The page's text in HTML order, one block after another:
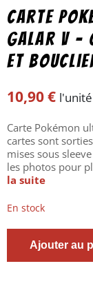
Carte
Galar V –
et
10,90€ l'unité
Carte Pokémon
cartes sont
mises sous
les photos pour
la suite
En stock
Carte
Ajouter au